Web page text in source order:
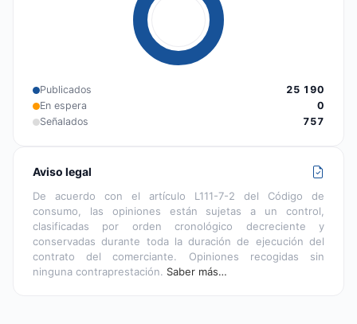
Publicados
25 190
En espera
0
Señalados
757
Aviso legal
De acuerdo con el artículo L111-7-2 del Código de
consumo, las opiniones están sujetas a un control,
clasificadas por orden cronológico decreciente y
conservadas durante toda la duración de ejecución del
contrato del comerciante. Opiniones recogidas sin
ninguna contraprestación. Saber más…